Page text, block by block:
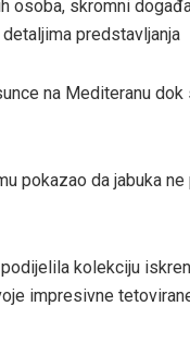
osoba, skromni
predstavljanja
na Mediteranu
pokazao da jabuka
kolekciju
impresivne